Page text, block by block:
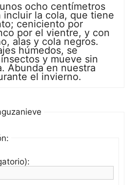
ocho centímetros
incluir la cola, que tiene
ceniciento por
por el vientre, y con
alas y cola negros.
húmedos, se
y mueve sin
Abunda en nuestra
el invierno.